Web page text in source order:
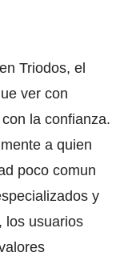
Triodos, el
ver con
la confianza.
a quien
poco comun
y
los usuarios